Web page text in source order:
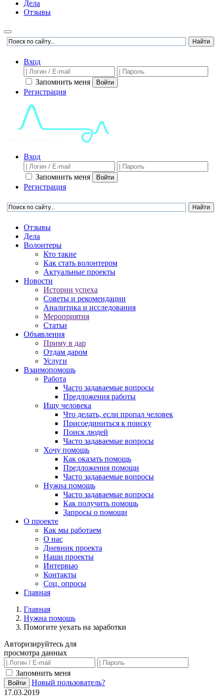
Дела
Отзывы
Вход
Запомнить меня Войти
Регистрация
Вход
Запомнить меня Войти
Регистрация
Отзывы
Дела
Волонтеры
Кто такие
Как стать волонтером
Актуальные проекты
Новости
Истории успеха
Советы и рекомендации
Аналитика и исследования
Мероприятия
Статьи
Объявления
Приму в дар
Отдам даром
Услуги
Взаимопомощь
Работа
Часто задаваемые вопросы
Предложения работы
Ищу человека
Что делать, если пропал человек
Присоединиться к поиску
Поиск людей
Часто задаваемые вопросы
Хочу помощь
Как оказать помощь
Предложения помощи
Часто задаваемые вопросы
Нужна помощь
Часто задаваемые вопросы
Как получить помощь
Запросы о помощи
О проекте
Как мы работаем
О нас
Дневник проекта
Наши проекты
Интервью
Контакты
Соц. опросы
Главная
Главная
Нужна помощь
Помогите уехать на заработки
Авторизируйтесь для
просмотра данных
Запомнить меня
Войти
Новый пользователь?
17.03.2019